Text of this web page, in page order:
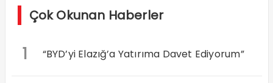
Çok Okunan Haberler
1 “BYD’yi Elazığ’a Yatırıma Davet Ediyorum”